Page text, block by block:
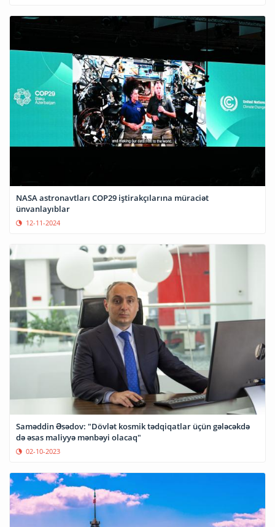
NASA astronavtları COP29 iştirakçılarına müraciət
ünvanlayıblar
12-11-2024
Saməddin Əsədov: "Dövlət kosmik tədqiqatlar üçün gələcəkdə
də əsas maliyyə mənbəyi olacaq"
02-10-2023